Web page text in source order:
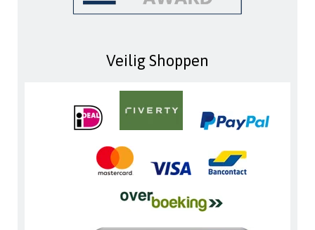
Veilig Shoppen